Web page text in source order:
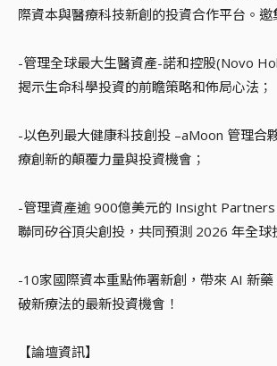
際資本與醫療科技新創的投資合作平台。邀
-管理全球最大生醫資產-諾和控股(Novo
揭示生命科學投資的前瞻策略和佈局心法；
-以色列最大健康科技創投 –aMoon 管理合
療創新的顛覆力量與投資機會；
-管理資產逾 900億美元的 Insight
聯同矽谷頂尖創投，共同預測 2026 年全球
-10家國際資本重點佈署新創，帶來 AI 新
破新療法的最新投資機會！
【論壇資訊】